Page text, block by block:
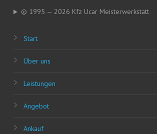
© 1995 — 2026 Kfz Ucar Meisterwerkstatt
Start
Über uns
Leis­tun­gen
Ange­bot
Ankauf